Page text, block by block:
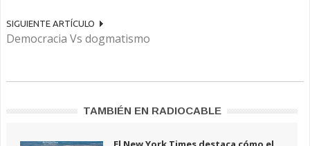
SIGUIENTE ARTÍCULO
Democracia Vs dogmatismo
TAMBIÉN EN RADIOCABLE